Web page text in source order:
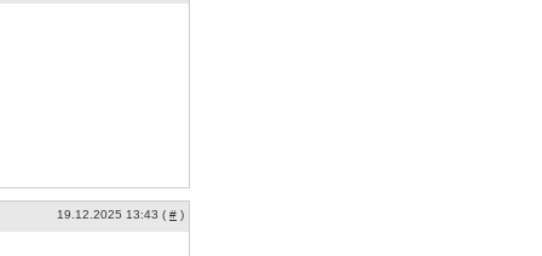
19.12.2025 13:43 ( # )